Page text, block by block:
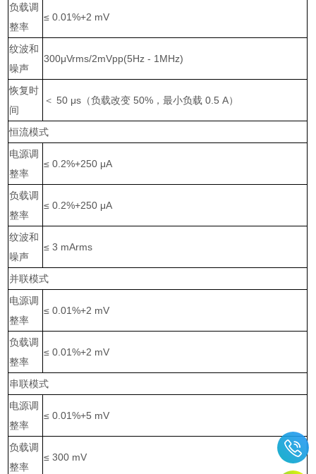
负载调
整率
≤ 0.01%+2 mV
纹波和
噪声
300μVrms/2mVpp(5Hz - 1MHz)
恢复时
间
＜ 50 μs （负载改变 50% ，最小负载 0.5 A）
恒流模式
电源调
整率
≤ 0.2%+250 μA
负载调
整率
≤ 0.2%+250 μA
纹波和
噪声
≤ 3 mArms
并联模式
电源调
整率
≤ 0.01%+2 mV
负载调
整率
≤ 0.01%+2 mV
串联模式
电源调
整率
≤ 0.01%+5 mV
负载调
整率
≤ 300 mV